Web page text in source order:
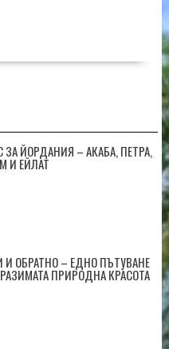
ЗА ЙОРДАНИЯ – АКАБА, ПЕТРА,
И ЕЙЛАТ
ОБРАТНО – ЕДНО ПЪТУВАНЕ
ПРИРОДНА КРАСОТА